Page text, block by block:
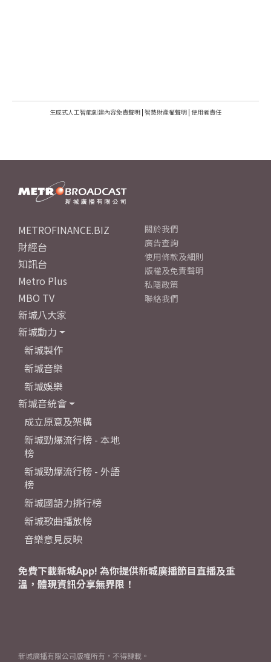
生成式人工智能創建內容免責聲明 | 智慧財產權聲明 | 使用者責任
METROFINANCE.BIZ
財經台
知訊台
Metro Plus
MBO TV
新城八大家
新城動力
新城製作
新城音樂
新城娛樂
新城音統會
成立原意及架構
新城勁爆流行榜 - 本地
榜
新城勁爆流行榜 - 外語
榜
新城國語力排行榜
新城歌曲播放榜
音樂意見反映
關於我們
廣告查詢
使用條款及細則
版權及免責聲明
私隱政策
聯絡我們
免費下載新城App! 為你提供新城廣播節目直播及重
溫，體現資訊分享無界限！
新城廣播有限公司版權所有，不得轉載。